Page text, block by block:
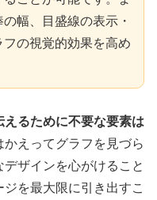
幅、目盛線の表示・
の視覚的効果を高め
るために不要な要素は
えってグラフを見づら
ザインを心がけること
を最大限に引き出すこ